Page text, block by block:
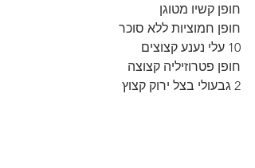
חופן קשיו מטוגן
חופן חמוציות ללא סוכר
10 עלי נענע קצוצים
חופן פטרוזיליה קצוצה
2 גבעולי בצל ירוק קצוץ